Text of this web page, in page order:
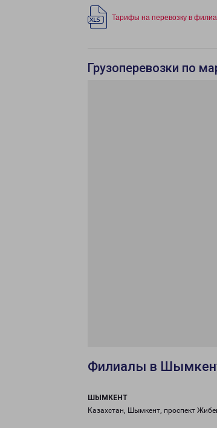
Тарифы на перевозку в
Грузоперевозки по
Филиалы в
ШЫМКЕНТ
Казахстан, Шымкент, проспект